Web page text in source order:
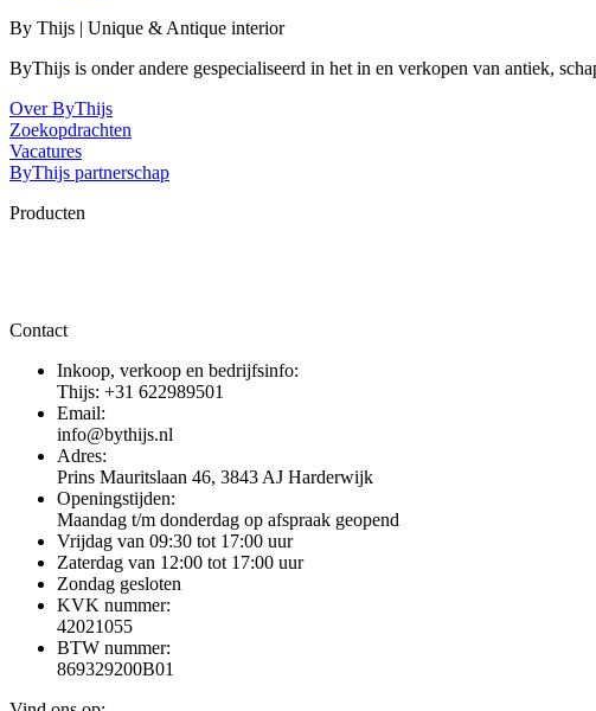
By Thijs | Unique & Antique interior
ByThijs is onder andere gespecialiseerd in het in en verkopen van antiek,
Over ByThijs
Zoekopdrachten
Vacatures
ByThijs partnerschap
Producten
Contact
Inkoop, verkoop en bedrijfsinfo:
Thijs: +31 622989501
Email:
info@bythijs.nl
Adres:
Prins Mauritslaan 46, 3843 AJ Harderwijk
Openingstijden:
Maandag t/m donderdag op afspraak geopend
Vrijdag van 09:30 tot 17:00 uur
Zaterdag van 12:00 tot 17:00 uur
Zondag gesloten
KVK nummer:
42021055
BTW nummer:
869329200B01